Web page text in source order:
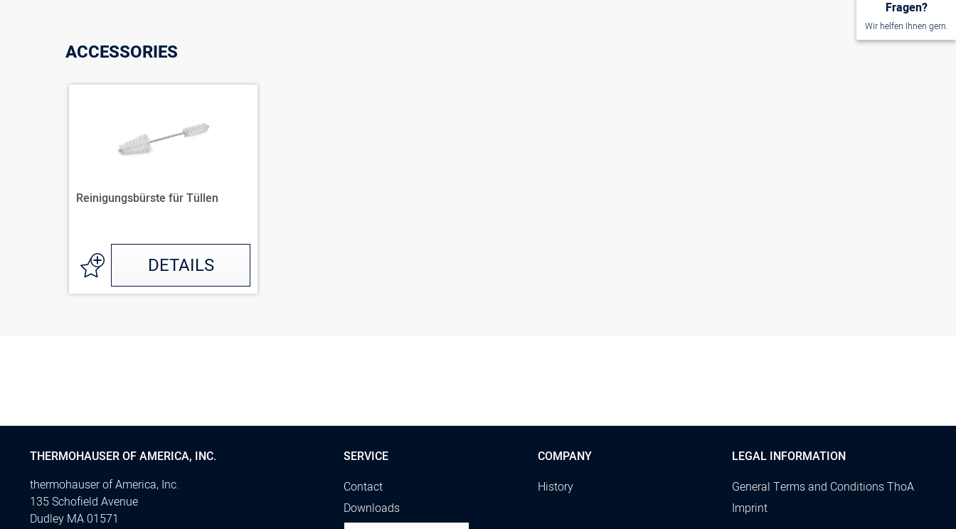
ACCESSORIES
Reinigungsbürste für Tüllen
DETAILS
Fragen?
Wir helfen Ihnen gern.
THERMOHAUSER OF AMERICA, INC.
thermohauser of America, Inc.
135 Schofield Avenue
Dudley MA 01571
SERVICE
Contact
Downloads
COMPANY
History
LEGAL INFORMATION
General Terms and Conditions ThoA
Imprint